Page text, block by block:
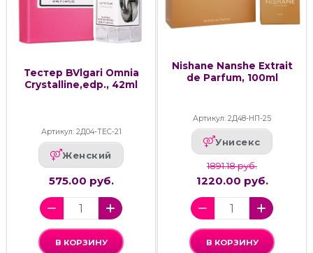
Тестер BVlgari Omnia
Crystalline,edp., 42ml
Артикул: 2Д04-ТЕС-21
Женский
575.00 руб.
В КОРЗИНУ
Nishane Nanshe Extrait
de Parfum, 100ml
Артикул: 2Д48-НП-25
Унисекс
1891.18 руб.
1220.00 руб.
В КОРЗИНУ